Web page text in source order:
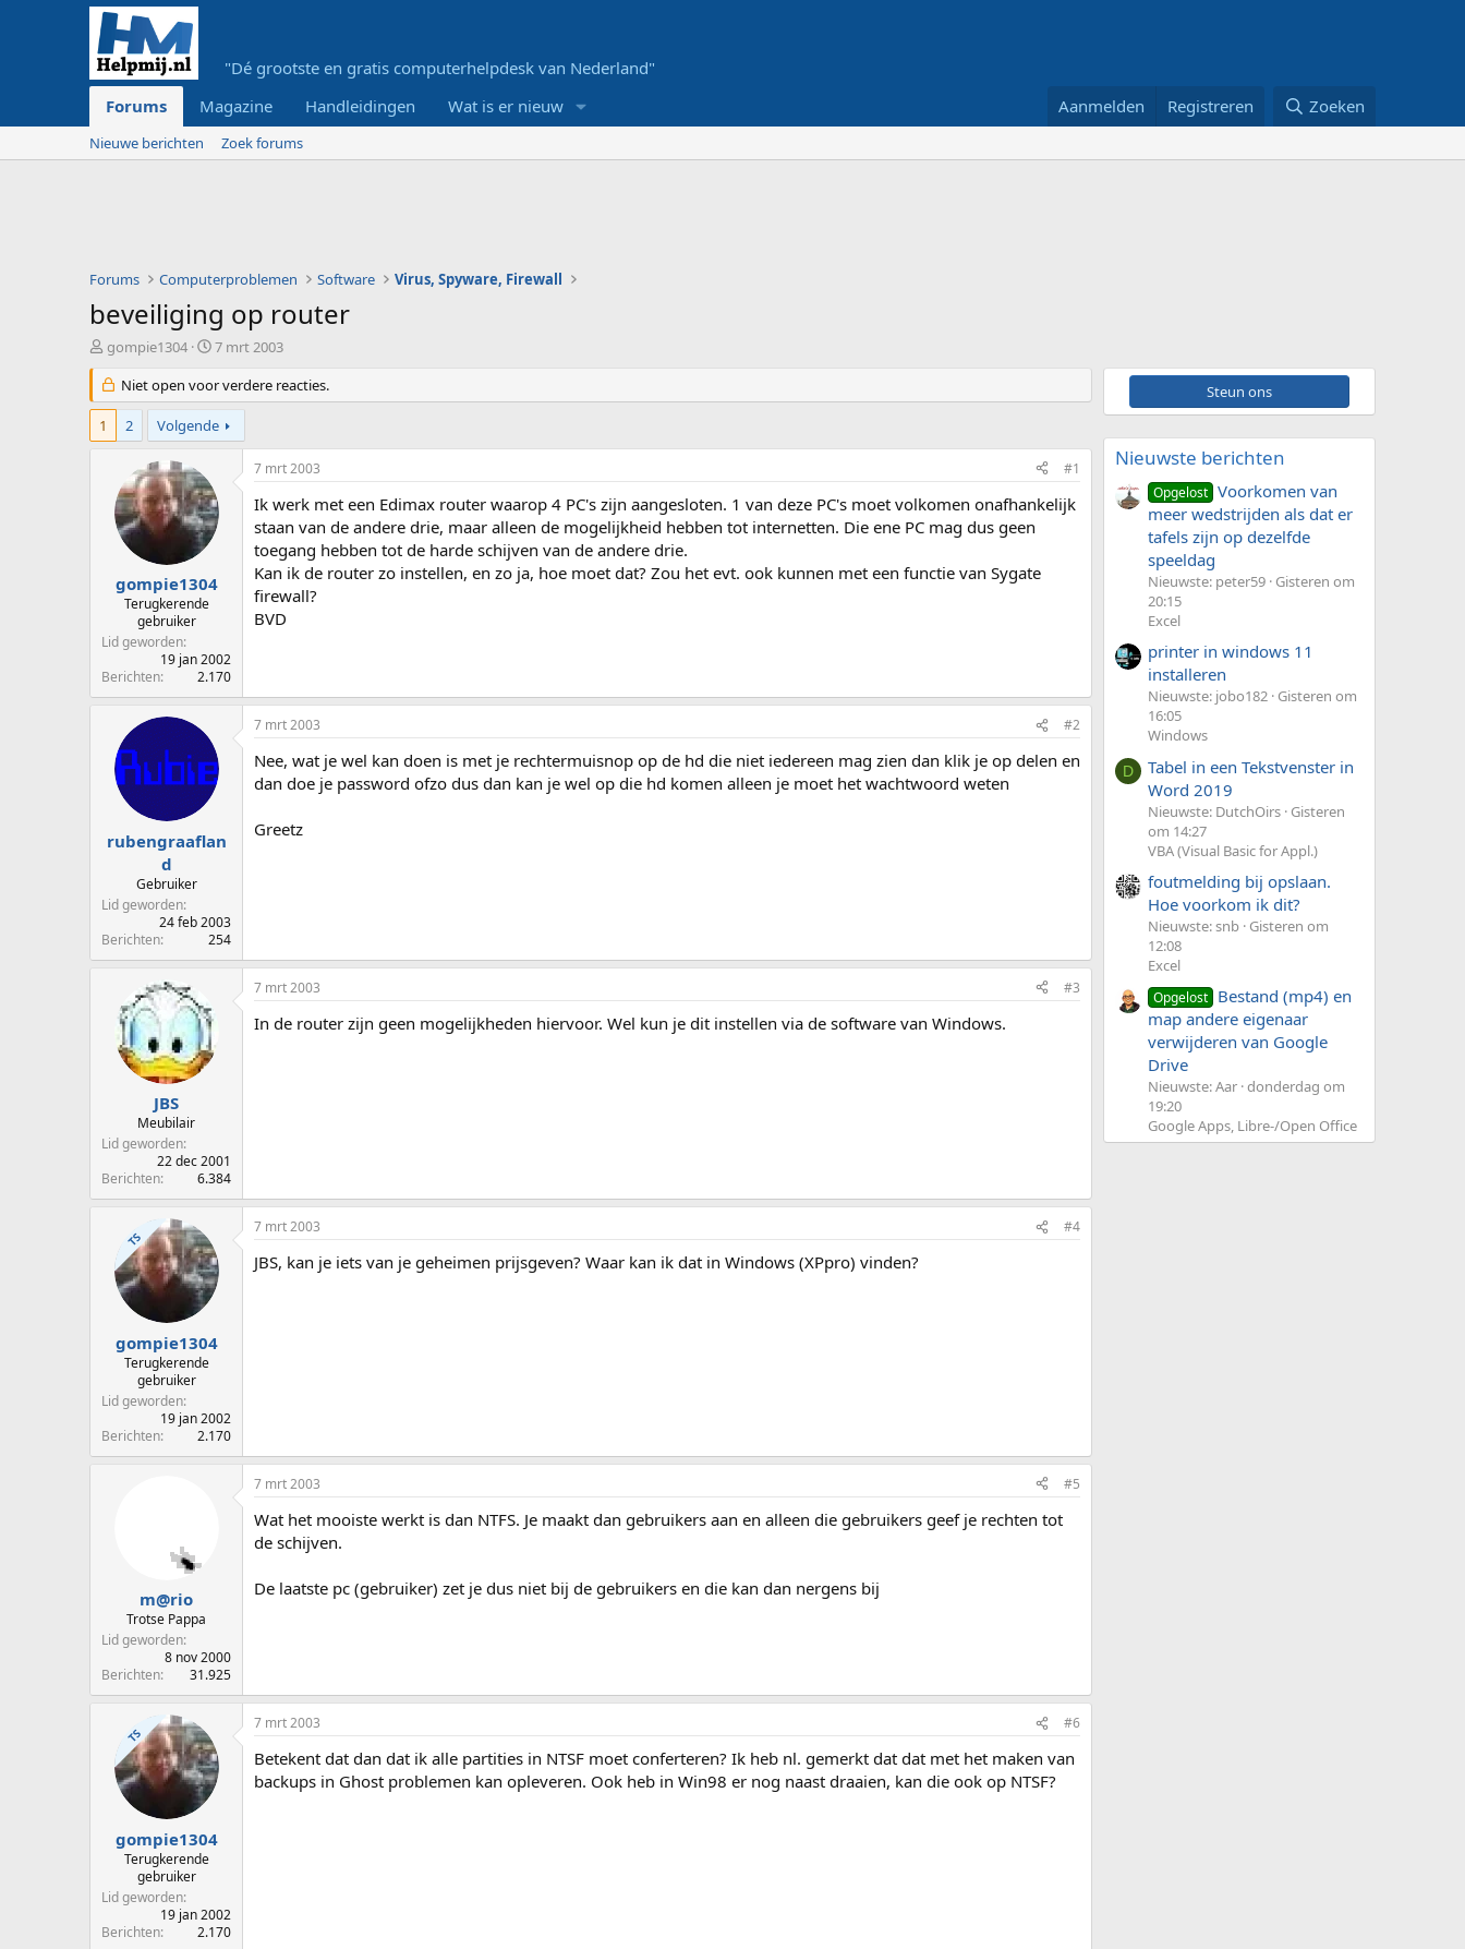
"Dé grootste en gratis computerhelpdesk van Nederland"
Forums
Magazine Handleidingen Wat is er nieuw Aanmelden Registreren Zoeken
Nieuwe berichten Zoek forums
Forums Computerproblemen Software Virus, Spyware, Firewall
beveiliging op router
O
d
e
w
r
gompie1304
S
a
r
t
d
u
m
7 mrt 2003
Niet open voor verdere reacties.
1 2 Volgende
gompie1304
Terugkerende
gebruiker
Lid geworden
19 jan 2002
Berichten
2.170
7 mrt 2003 #1
Ik werk met een Edimax router waarop 4 PC's zijn aangesloten. 1 van deze PC's moet volkomen onafhankelijk
staan van de andere drie, maar alleen de mogelijkheid hebben tot internetten. Die ene PC mag dus geen
toegang hebben tot de harde schijven van de andere drie.
Kan ik de router zo instellen, en zo ja, hoe moet dat? Zou het evt. ook kunnen met een functie van Sygate
firewall?
BVD
rubengraaflan
d
Gebruiker
Lid geworden
24 feb 2003
Berichten
254
7 mrt 2003 #2
Nee, wat je wel kan doen is met je rechtermuisnop op de hd die niet iedereen mag zien dan klik je op delen en
dan doe je password ofzo dus dan kan je wel op die hd komen alleen je moet het wachtwoord weten
Greetz
JBS
Meubilair
Lid geworden
22 dec 2001
Berichten
6.384
7 mrt 2003 #3
In de router zijn geen mogelijkheden hiervoor. Wel kun je dit instellen via de software van Windows.
TS
gompie1304
Terugkerende
gebruiker
Lid geworden
19 jan 2002
Berichten
2.170
7 mrt 2003 #4
JBS, kan je iets van je geheimen prijsgeven? Waar kan ik dat in Windows (XPpro) vinden?
m@rio
Trotse Pappa
Lid geworden
8 nov 2000
Berichten
31.925
7 mrt 2003 #5
Wat het mooiste werkt is dan NTFS. Je maakt dan gebruikers aan en alleen die gebruikers geef je rechten tot
de schijven.
De laatste pc (gebruiker) zet je dus niet bij de gebruikers en die kan dan nergens bij
TS
gompie1304
Terugkerende
gebruiker
Lid geworden
19 jan 2002
Berichten
2.170
7 mrt 2003 #6
Betekent dat dan dat ik alle partities in NTSF moet conferteren? Ik heb nl. gemerkt dat dat met het maken van
backups in Ghost problemen kan opleveren. Ook heb in Win98 er nog naast draaien, kan die ook op NTSF?
Steun ons
Nieuwste berichten
Opgelost Voorkomen van
meer wedstrijden als dat er
tafels zijn op dezelfde
speeldag
Nieuwste: peter59 Gisteren om
20:15
Excel
printer in windows 11
installeren
Nieuwste: jobo182 Gisteren om
16:05
Windows
D
Tabel in een Tekstvenster in
Word 2019
Nieuwste: DutchOirs Gisteren
om 14:27
VBA (Visual Basic for Appl.)
foutmelding bij opslaan.
Hoe voorkom ik dit?
Nieuwste: snb Gisteren om
12:08
Excel
Opgelost Bestand (mp4) en
map andere eigenaar
verwijderen van Google
Drive
Nieuwste: Aar donderdag om
19:20
Google Apps, Libre-/Open Office